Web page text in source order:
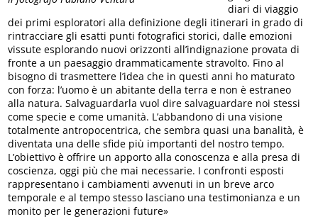
diari di viaggio
dei primi esploratori alla definizione degli itinerari in grado di
rintracciare gli esatti punti fotografici storici, dalle emozioni
vissute esplorando nuovi orizzonti all’indignazione provata di
fronte a un paesaggio drammaticamente stravolto. Fino al
bisogno di trasmettere l’idea che in questi anni ho maturato
con forza: l’uomo è un abitante della terra e non è estraneo
alla natura. Salvaguardarla vuol dire salvaguardare noi stessi
come specie e come umanità. L’abbandono di una visione
totalmente antropocentrica, che sembra quasi una banalità, è
diventata una delle sfide più importanti del nostro tempo.
L’obiettivo è offrire un apporto alla conoscenza e alla presa di
coscienza, oggi più che mai necessarie. I confronti esposti
rappresentano i cambiamenti avvenuti in un breve arco
temporale e al tempo stesso lasciano una testimonianza e un
monito per le generazioni future»